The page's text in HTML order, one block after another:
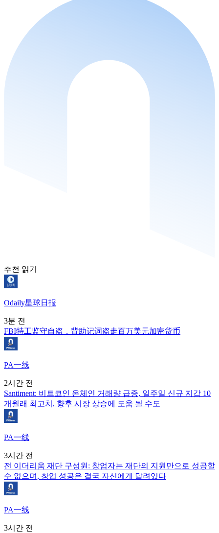
추천 읽기
Odaily星球日报
3분 전
FBI特工监守自盗，背助记词盗走百万美元加密货币
PA一线
2시간 전
Santiment: 비트코인 온체인 거래량 급증, 일주일 신규 지갑 10
개월래 최고치, 향후 시장 상승에 도움 될 수도
PA一线
3시간 전
전 이더리움 재단 구성원: 창업자는 재단의 지원만으로 성공할
수 없으며, 창업 성공은 결국 자신에게 달려있다
PA一线
3시간 전